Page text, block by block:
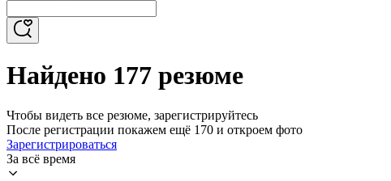
Найдено 177 резюме
Чтобы видеть все резюме, зарегистрируйтесь
После регистрации покажем ещё 170 и откроем фото
Зарегистрироваться
За всё время